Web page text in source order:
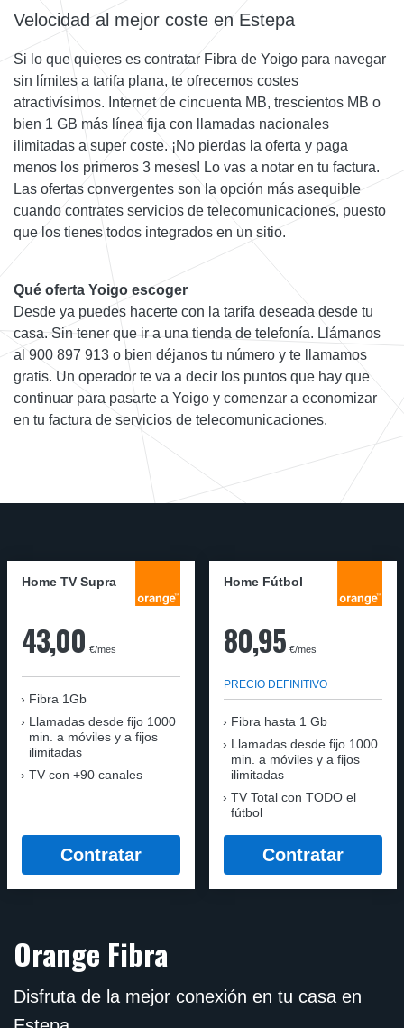
Velocidad al mejor coste en Estepa
Si lo que quieres es contratar Fibra de Yoigo para navegar
sin límites a tarifa plana, te ofrecemos costes
atractivísimos. Internet de cincuenta MB, trescientos MB o
bien 1 GB más línea fija con llamadas nacionales
ilimitadas a super coste. ¡No pierdas la oferta y paga
menos los primeros 3 meses! Lo vas a notar en tu factura.
Las ofertas convergentes son la opción más asequible
cuando contrates servicios de telecomunicaciones, puesto
que los tienes todos integrados en un sitio.
Qué oferta Yoigo escoger
Desde ya puedes hacerte con la tarifa deseada desde tu
casa. Sin tener que ir a una tienda de telefonía. Llámanos
al 900 897 913 o bien déjanos tu número y te llamamos
gratis. Un operador te va a decir los puntos que hay que
continuar para pasarte a Yoigo y comenzar a economizar
en tu factura de servicios de telecomunicaciones.
Home TV Supra
43,00 €/mes
Fibra 1Gb
Llamadas desde fijo 1000
min. a móviles y a fijos
ilimitadas
TV con +90 canales
Contratar
Home Fútbol
80,95 €/mes
PRECIO DEFINITIVO
Fibra hasta 1 Gb
Llamadas desde fijo 1000
min. a móviles y a fijos
ilimitadas
TV Total con TODO el
fútbol
Contratar
Orange Fibra
Disfruta de la mejor conexión en tu casa en